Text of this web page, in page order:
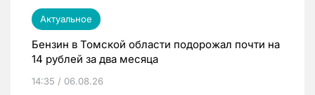
Актуальное
Бензин в Томской области подорожал почти на
14 рублей за два месяца
14:35 / 06.08.26